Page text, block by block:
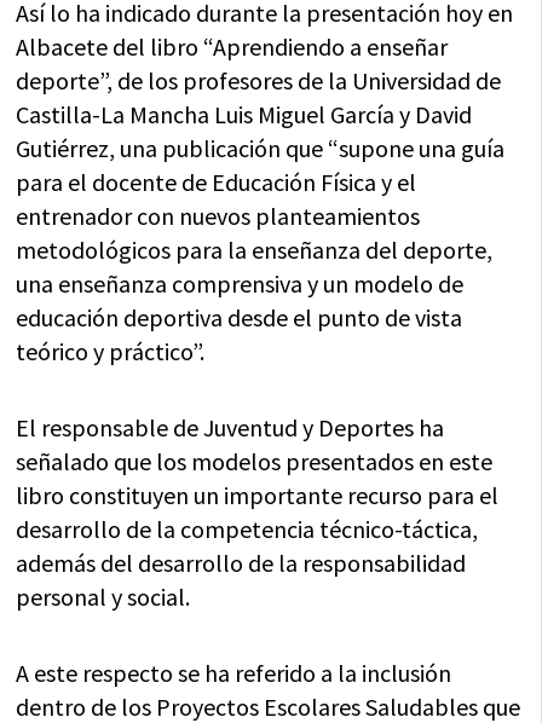
Así lo ha indicado durante la presentación hoy en
Albacete del libro “Aprendiendo a enseñar
deporte”, de los profesores de la Universidad de
Castilla-La Mancha Luis Miguel García y David
Gutiérrez, una publicación que “supone una guía
para el docente de Educación Física y el
entrenador con nuevos planteamientos
metodológicos para la enseñanza del deporte,
una enseñanza comprensiva y un modelo de
educación deportiva desde el punto de vista
teórico y práctico”.
El responsable de Juventud y Deportes ha
señalado que los modelos presentados en este
libro constituyen un importante recurso para el
desarrollo de la competencia técnico-táctica,
además del desarrollo de la responsabilidad
personal y social.
A este respecto se ha referido a la inclusión
dentro de los Proyectos Escolares Saludables que